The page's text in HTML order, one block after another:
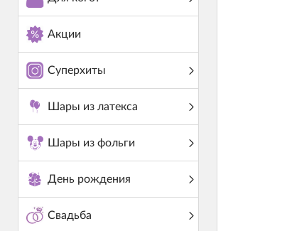
Акции
Суперхиты
Шары из латекса
Шары из фольги
День рождения
Свадьба